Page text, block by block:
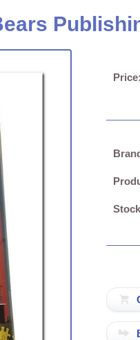
Price: